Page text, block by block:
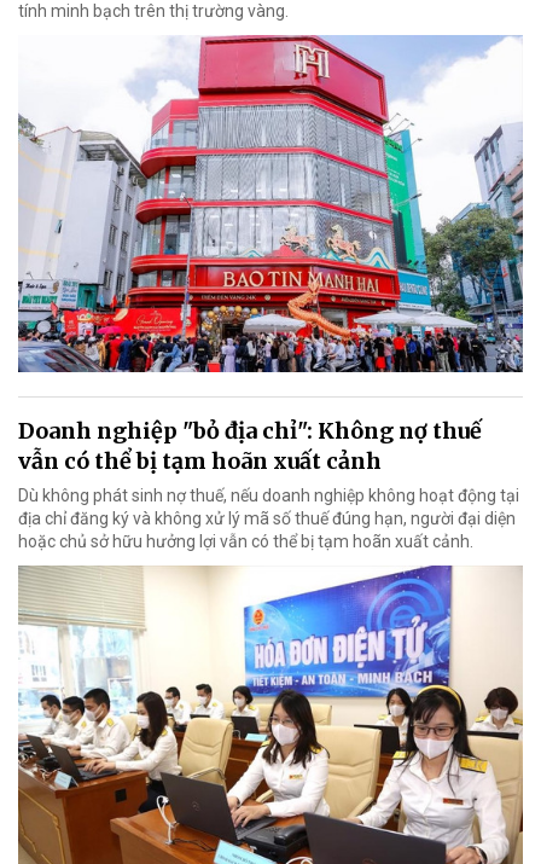
tính minh bạch trên thị trường vàng.
Doanh nghiệp "bỏ địa chỉ": Không nợ thuế
vẫn có thể bị tạm hoãn xuất cảnh
Dù không phát sinh nợ thuế, nếu doanh nghiệp không hoạt động tại
địa chỉ đăng ký và không xử lý mã số thuế đúng hạn, người đại diện
hoặc chủ sở hữu hưởng lợi vẫn có thể bị tạm hoãn xuất cảnh.